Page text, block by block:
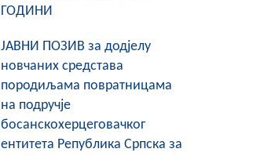
ГОДИНИ
ЈАВНИ ПОЗИВ за додјелу
новчаних средстава
породиљама повратницама
на подручје
босанскохерцеговачког
ентитета Република Српска за